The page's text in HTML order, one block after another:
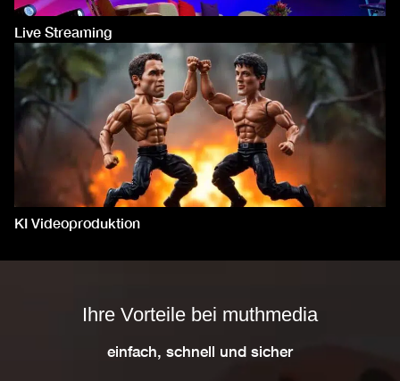
Live Streaming
KI Videoproduktion
Ihre Vorteile bei muthmedia
einfach, schnell und sicher